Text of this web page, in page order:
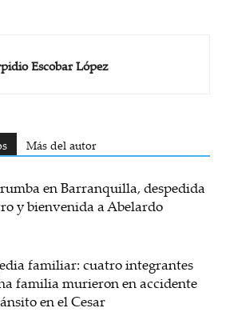
Escobar López
Más del autor
en Barranquilla, despedida
y bienvenida a Abelardo
familiar: cuatro integrantes
familia murieron en accidente
en el Cesar